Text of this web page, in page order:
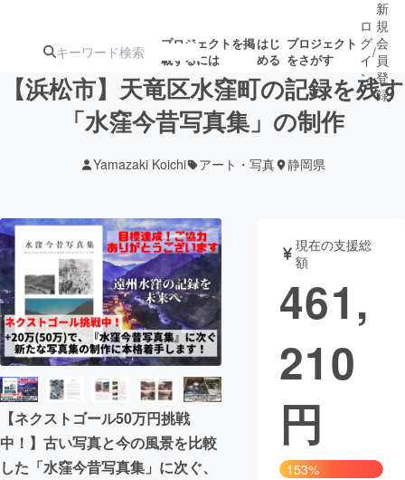
プロジェクトを掲
載するには
はじ
める
プロジェクト
をさがす
ターン
ジェクト
募集終了が近いプ
ロジェクト
されます
アート・写真 音楽
テクノロジー・ガジェット ゲーム・サ
映像・映画
ビジネス・起業
まちづくり・地域活性化
ロ
グ
イ
ン
/
新
規
会
員
登
録
【浜松市】天竜区水窪町の記録を残す
「水窪今昔写真集」の制作
Yamazaki Koichi アート・写真 静岡県
【ネクストゴール50万円挑戦
中！】古い写真と今の風景を比較
した「水窪今昔写真集」に次ぐ、
現在の支援総
額
461,
210
円
153%